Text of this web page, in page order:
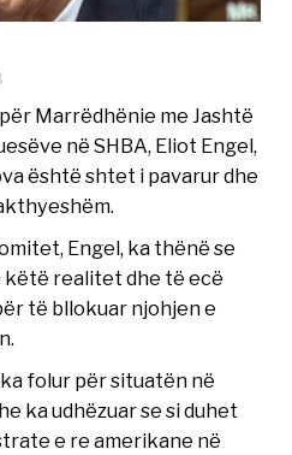
Marrëdhënie me Jashtë
në SHBA, Eliot Engel,
është shtet i pavarur dhe
Engel, ka thënë se
këtë realitet dhe të ecë
të bllokuar njohjen e
folur për situatën në
ka udhëzuar se si duhet
e re amerikane në